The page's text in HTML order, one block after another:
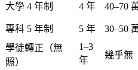
大學 4 年制 4 年 40–70
專科 5 年制 5 年 30–50
學徒轉正（無
照）
1–3
年
幾乎無